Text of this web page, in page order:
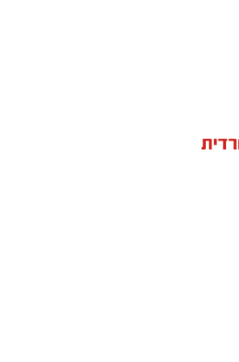
השולחן הסיבו, חבושי
בשעות הבאות נסחפו
צליליה הענוגים של שבת
וחווים מקרוב את יצירות
החסידות, בהן בעלזא,
מודז'יץ ועוד.
המשנה לראש העיר הרב
הכלל חסידי בעיריה, הרב יהושע
הרב ישראל אייכלר שהגיע במיוחד
על נס את יוזמות 'מעגלים'
לקלוע לטעמן של הציבור
ועדותיו, כשכולם מרגישים אכן
גדולה'. הרב וובר והרב
מיוחדת לראש העיר ד"ר לסרי